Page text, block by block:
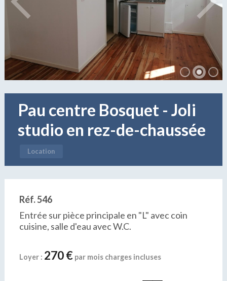
Pau centre Bosquet - Joli
studio en rez-de-chaussée
Location
Réf. 546
Entrée sur pièce principale en "L" avec coin
cuisine, salle d'eau avec W.C.
Loyer : 270 €par mois charges incluses